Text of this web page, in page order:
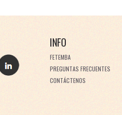
INFO
FETEMBA
PREGUNTAS FRECUENTES
CONTÁCTENOS